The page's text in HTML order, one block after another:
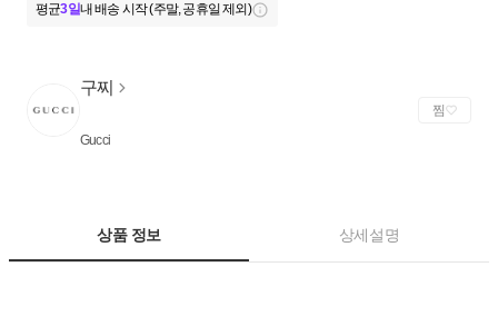
평균3일내 배송 시작 (주말, 공휴일 제외)
구찌
Gucci
찜
상품 정보 상세설명